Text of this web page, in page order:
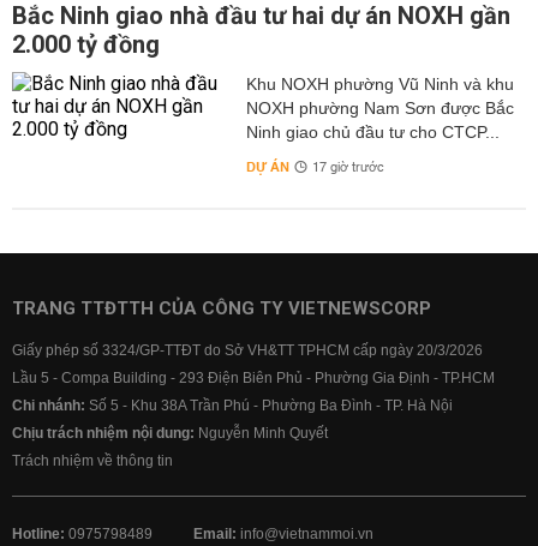
Bắc Ninh giao nhà đầu tư hai dự án NOXH gần
2.000 tỷ đồng
Khu NOXH phường Vũ Ninh và khu
NOXH phường Nam Sơn được Bắc
Ninh giao chủ đầu tư cho CTCP...
DỰ ÁN 17 giờ trước
TRANG TTĐTTH CỦA CÔNG TY VIETNEWSCORP
Giấy phép số 3324/GP-TTĐT do Sở VH&TT TPHCM cấp ngày 20/3/2026
Lầu 5 - Compa Building - 293 Điện Biên Phủ - Phường Gia Định - TP.HCM
Chi nhánh: Số 5 - Khu 38A Trần Phú - Phường Ba Đình - TP. Hà Nội
Chịu trách nhiệm nội dung: Nguyễn Minh Quyết
Trách nhiệm về thông tin
Hotline: 0975798489 Email: info@vietnammoi.vn